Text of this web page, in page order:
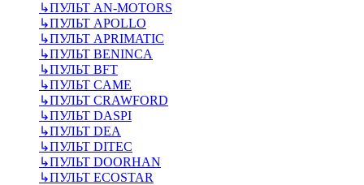
↳ПУЛЬТ AN-MOTORS
↳ПУЛЬТ APOLLO
↳ПУЛЬТ APRIMATIC
↳ПУЛЬТ BENINCA
↳ПУЛЬТ BFT
↳ПУЛЬТ CAME
↳ПУЛЬТ CRAWFORD
↳ПУЛЬТ DASPI
↳ПУЛЬТ DEA
↳ПУЛЬТ DITEC
↳ПУЛЬТ DOORHAN
↳ПУЛЬТ ECOSTAR